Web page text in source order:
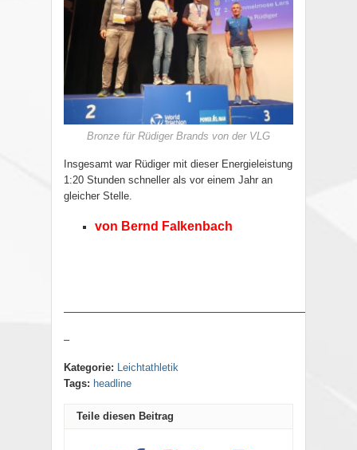
Bronze für Rüdiger Brands von der VLG
Insgesamt war Rüdiger mit dieser Energieleistung
1:20 Stunden schneller als vor einem Jahr an
gleicher Stelle.
von Bernd Falkenbach
–
Kategorie: Leichtathletik
Tags: headline
Teile diesen Beitrag